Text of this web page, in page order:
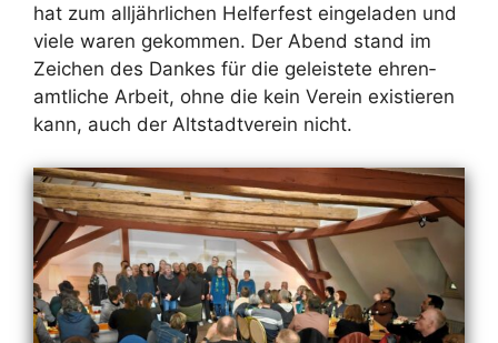
hat zum all­jähr­li­chen Hel­fer­fest ein­ge­la­den und
vie­le wa­ren ge­kom­men. Der Abend stand im
Zei­chen des Dan­kes für die ge­leis­te­te eh­ren­
amt­li­che Ar­beit, oh­ne die kein Ver­ein exis­tie­ren
kann, auch der Alt­stadt­ver­ein nicht.